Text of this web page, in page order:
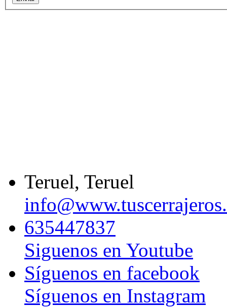
Teruel, Teruel
635447837
Siguenos en Youtube
Síguenos en facebook
Síguenos en Instagram